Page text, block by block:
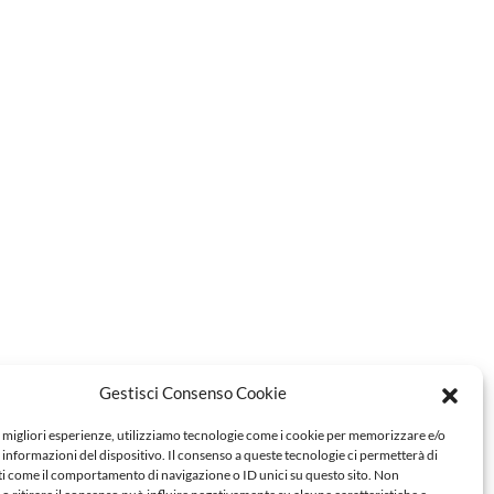
Gestisci Consenso Cookie
esperienze, utilizziamo tecnologie come i cookie per memorizzare e/o
informazioni del dispositivo. Il consenso a queste tecnologie ci permetterà di
come il comportamento di navigazione o ID unici su questo sito. Non